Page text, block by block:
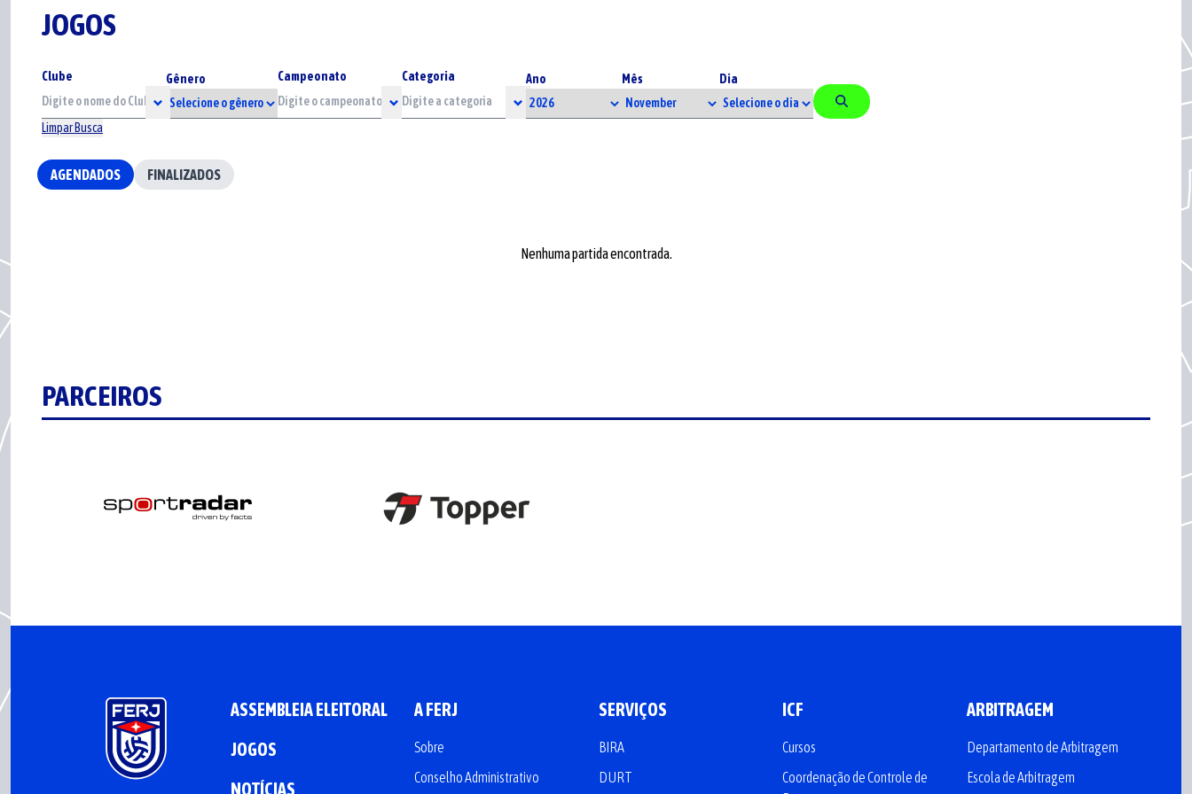
JOGOS
Clube Gênero Campeonato Categoria Ano Mês Dia
Limpar Busca
AGENDADOS FINALIZADOS
Nenhuma partida encontrada.
PARCEIROS
ASSEMBLEIA ELEITORAL
JOGOS
NOTÍCIAS
A FERJ
Sobre
Conselho Administrativo
SERVIÇOS
BIRA
DURT
ICF
Cursos
Coordenação de Controle de
ARBITRAGEM
Departamento de Arbitragem
Escola de Arbitragem